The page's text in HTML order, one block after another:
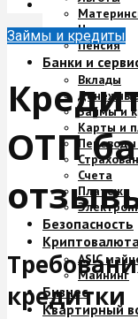
Налоги
Пенсия
Банки и
Вклады
Займы и
Карты и
Счета
Платежи
Безопасность
ASIC
Майнинг
Бизнес
Квартирный
Займы и кредиты
ОТП
кредитки